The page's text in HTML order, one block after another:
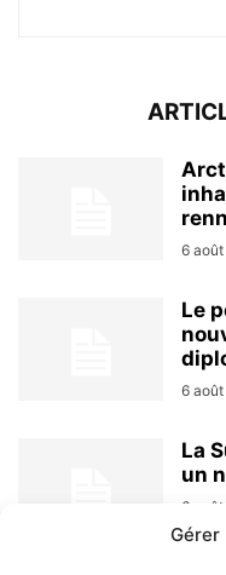
Gérer
6
Le
6
La
un
6